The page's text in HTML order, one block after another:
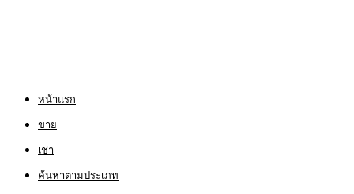
หน้าแรก
ขาย
เช่า
ค้นหาตามประเภท